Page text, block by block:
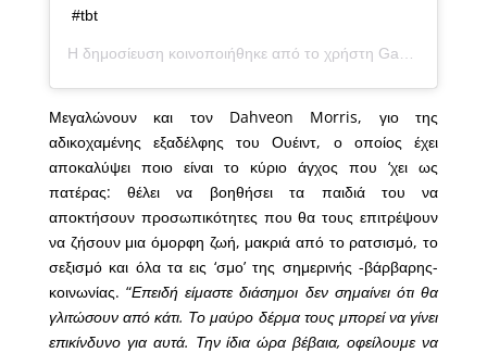
#tbt
Η δημοσίευση κοινοποιήθηκε από το χρήστη Gabrielle Union-Wade
Μεγαλώνουν και τον Dahveon Morris, γιο της
αδικοχαμένης εξαδέλφης του Ουέιντ, ο οποίος έχει
αποκαλύψει ποιο είναι το κύριο άγχος που ‘χει ως
πατέρας: θέλει να βοηθήσει τα παιδιά του να
αποκτήσουν προσωπικότητες που θα τους επιτρέψουν
να ζήσουν μια όμορφη ζωή, μακριά από το ρατσισμό, το
σεξισμό και όλα τα εις ‘σμο’ της σημερινής -βάρβαρης-
κοινωνίας. “Επειδή είμαστε διάσημοι δεν σημαίνει ότι θα
γλιτώσουν από κάτι. Το μαύρο δέρμα τους μπορεί να γίνει
επικίνδυνο για αυτά. Την ίδια ώρα βέβαια, οφείλουμε να